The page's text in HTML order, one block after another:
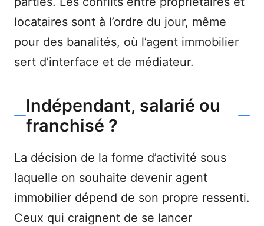
locataires sont à l’ordre du jour, même
pour des banalités, où l’agent immobilier
sert d’interface et de médiateur.
Indépendant, salarié ou
franchisé ?
La décision de la forme d’activité sous
laquelle on souhaite devenir agent
immobilier dépend de son propre ressenti.
Ceux qui craignent de se lancer